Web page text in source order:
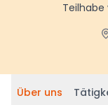
Über uns